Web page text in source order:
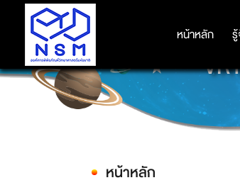
หน้าหลัก
หน้าหลัก
หน้าหลัก